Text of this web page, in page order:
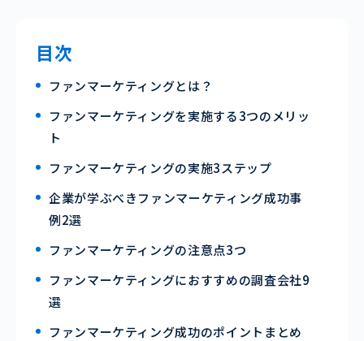
目次
ファンマーケティングとは？
ファンマーケティングを実施する3つのメリッ
ト
ファンマーケティングの実施3ステップ
企業が学ぶべきファンマーケティング成功事
例2選
ファンマーケティングの注意点3つ
ファンマーケティングにおすすめの調査会社9
選
ファンマーケティング成功のポイントまとめ